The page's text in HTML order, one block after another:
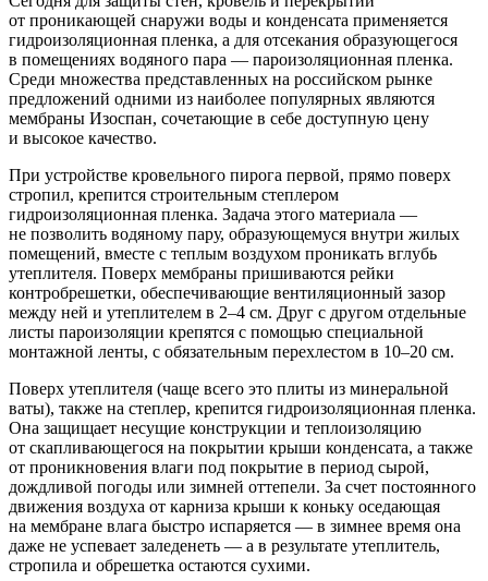
от проникающей снаружи воды и конденсата применяется
гидроизоляционная пленка, а для отсекания образующегося
в помещениях водяного пара — пароизоляционная пленка.
Среди множества представленных на российском рынке
предложений одними из наиболее популярных являются
мембраны Изоспан, сочетающие в себе доступную цену
и высокое качество.
При устройстве кровельного пирога первой, прямо поверх
стропил, крепится строительным степлером
гидроизоляционная пленка. Задача этого материала —
не позволить водяному пару, образующемуся внутри жилых
помещений, вместе с теплым воздухом проникать вглубь
утеплителя. Поверх мембраны пришиваются рейки
контробрешетки, обеспечивающие вентиляционный зазор
между ней и утеплителем в 2–4 см. Друг с другом отдельные
листы пароизоляции крепятся с помощью специальной
монтажной ленты, с обязательным перехлестом в 10–20 см.
Поверх утеплителя (чаще всего это плиты из минеральной
ваты), также на степлер, крепится гидроизоляционная пленка.
Она защищает несущие конструкции и теплоизоляцию
от скапливающегося на покрытии крыши конденсата, а также
от проникновения влаги под покрытие в период сырой,
дождливой погоды или зимней оттепели. За счет постоянного
движения воздуха от карниза крыши к коньку оседающая
на мембране влага быстро испаряется — в зимнее время она
даже не успевает заледенеть — а в результате утеплитель,
стропила и обрешетка остаются сухими.